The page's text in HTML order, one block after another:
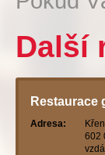
Další
Restaurace
Adresa:
602